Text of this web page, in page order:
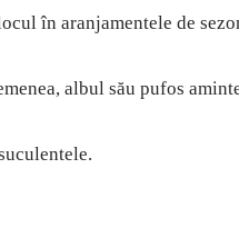
în aranjamentele de
albul său pufos